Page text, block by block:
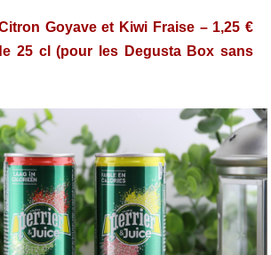
Goyave et Kiwi Fraise – 1,25 €
25 cl (pour les Degusta Box sans